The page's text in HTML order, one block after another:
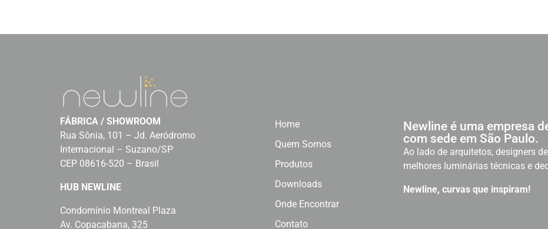
FÁBRICA / SHOWROOM
Rua Sônia, 101 – Jd. Aeródromo
Internacional – Suzano/SP
CEP 08616-520 – Brasil
HUB NEWLINE
Condomínio Montreal Plaza
Av. Copacabana, 325
Home
Quem Somos
Produtos
Downloads
Onde Encontrar
Contato
Newline é uma empresa
com sede em São Paulo.
Ao lado de arquitetos, designers
melhores luminárias técnicas e
Newline, curvas que inspiram!